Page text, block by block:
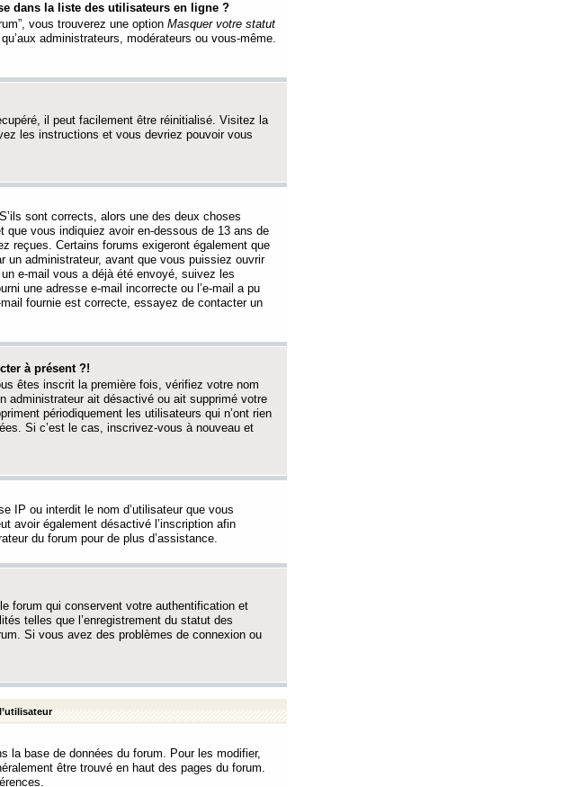
dans la liste des utilisateurs en ligne ?
vous trouverez une option Masquer votre statut
administrateurs, modérateurs ou vous-même.
il peut facilement être réinitialisé. Visitez la
les instructions et vous devriez pouvoir vous
sont corrects, alors une des deux choses
vous indiquiez avoir en-dessous de 13 ans de
reçues. Certains forums exigeront également que
un administrateur, avant que vous puissiez ouvrir
e-mail vous a déjà été envoyé, suivez les
une adresse e-mail incorrecte ou l’e-mail a pu
fournie est correcte, essayez de contacter un
à présent ?!
êtes inscrit la première fois, vérifiez votre nom
administrateur ait désactivé ou ait supprimé votre
périodiquement les utilisateurs qui n’ont rien
Si c’est le cas, inscrivez-vous à nouveau et
IP ou interdit le nom d’utilisateur que vous
avoir également désactivé l’inscription afin
du forum pour de plus d’assistance.
forum qui conservent votre authentification et
telles que l’enregistrement du statut des
Si vous avez des problèmes de connexion ou
base de données du forum. Pour les modifier,
être trouvé en haut des pages du forum.